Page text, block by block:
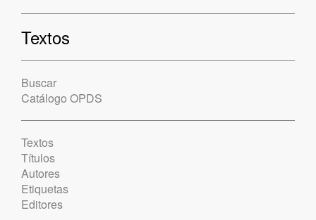
Textos
Buscar
Catálogo OPDS
Textos
Títulos
Autores
Etiquetas
Editores